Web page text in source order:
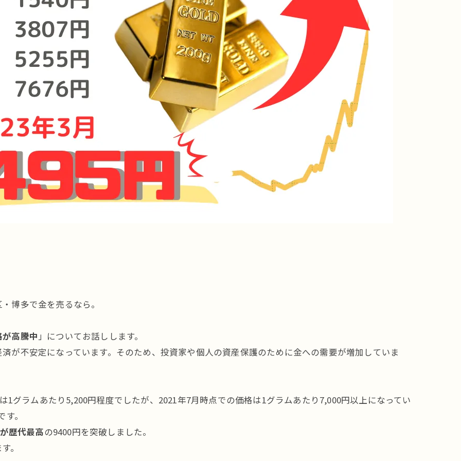
博多で金を売るなら。
高騰中」についてお話しします。
が不安定になっています。そのため、投資家や個人の資産保護のために金への需要が増加していま
1グラムあたり5,200円程度でしたが、2021年7月時点での価格は1グラムあたり7,000円以上になってい
。
歴代最高の9400円を突破しました。
。